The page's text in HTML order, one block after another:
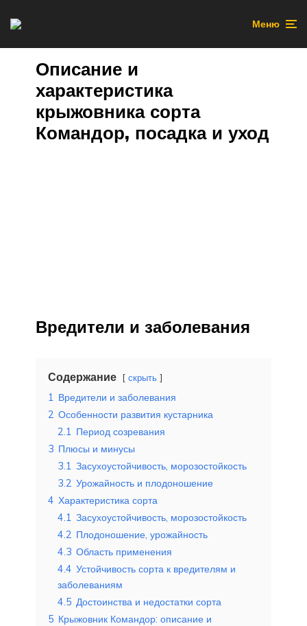
Меню
Описание и
характеристика
крыжовника сорта
Командор, посадка и уход
Вредители и заболевания
Содержание скрыть
1 Вредители и заболевания
2 Особенности развития кустарника
2.1 Период созревания
3 Плюсы и минусы
3.1 Засухоустойчивость, морозостойкость
3.2 Урожайность и плодоношение
4 Характеристика сорта
4.1 Засухоустойчивость, морозостойкость
4.2 Плодоношение, урожайность
4.3 Область применения
4.4 Устойчивость сорта к вредителям и
заболеваниям
4.5 Достоинства и недостатки сорта
5 Крыжовник Командор: описание и